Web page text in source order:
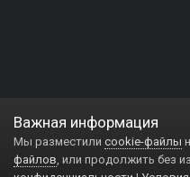
Важная информация
Мы разместили cookie-файлы
файлов, или продолжить без